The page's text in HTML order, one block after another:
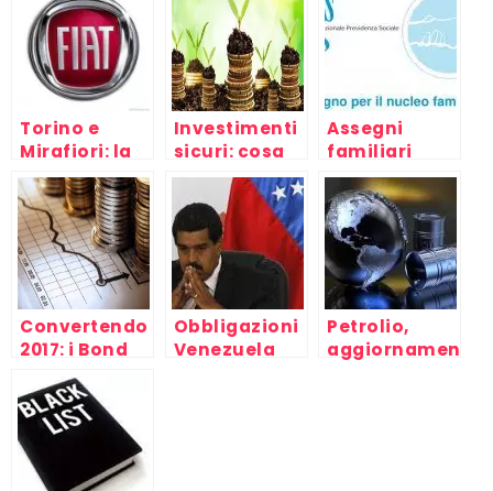
Torino e
Mirafiori: la
crisi delle
auto FIAT
Investimenti
sicuri: cosa
scegliere nel
2017
Assegni
familiari
2015/2016/2017,
calcoli e
richiesta
Convertendo
2017: i Bond
convertibili
Obbligazioni
Venezuela
Petrolio,
aggiornamenti